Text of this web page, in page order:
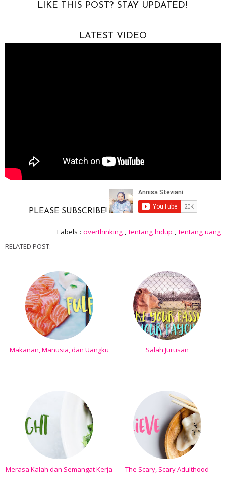
k
p
LIKE THIS POST? STAY UPDATED!
LATEST VIDEO
PLEASE SUBSCRIBE!
Labels : overthinking ,tentang hidup ,tentang uang
RELATED POST:
Makanan, Manusia, dan Uangku Salah Jurusan
Merasa Kalah dan Semangat Kerja The Scary, Scary Adulthood